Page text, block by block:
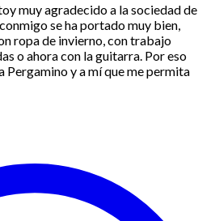
muy agradecido a la sociedad de
se ha portado muy bien,
ropa de invierno, con trabajo
o ahora con la guitarra. Por eso
Pergamino y a mí que me permita